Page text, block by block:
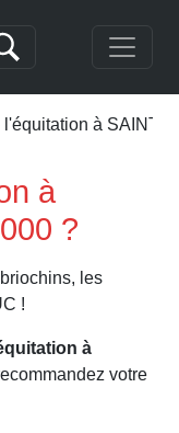
l'équitation à SAINT-
à
?
les
!
à
votre